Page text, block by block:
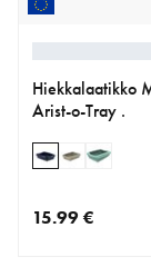
Hiekkalaatikko
Arist-o-Tray .
15.99 €